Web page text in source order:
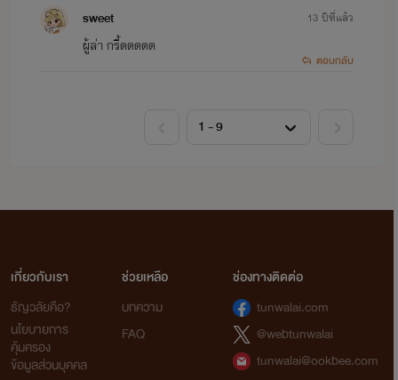
sweet
ผู้ล่า กรี้ดดดดด
13 ปีที่แล้ว
ตอบกลับ
เกี่ยวกับเรา
ธัญวลัยคือ?
นโยบายการ
คุ้มครอง
ข้อมูลส่วนบุคคล
ช่วยเหลือ
บทความ
FAQ
ช่องทางติดต่อ
tunwalai.com
@webtunwalai
tunwalai@ookbee.com